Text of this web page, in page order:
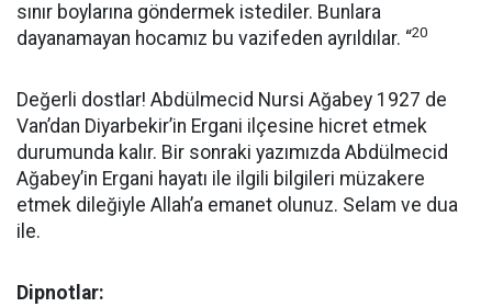
sınır boylarına göndermek istediler. Bunlara
dayanamayan hocamız bu vazifeden ayrıldılar. “20
Değerli dostlar! Abdülmecid Nursi Ağabey 1927 de
Van’dan Diyarbekir’in Ergani ilçesine hicret etmek
durumunda kalır. Bir sonraki yazımızda Abdülmecid
Ağabey’in Ergani hayatı ile ilgili bilgileri müzakere
etmek dileğiyle Allah’a emanet olunuz. Selam ve dua
ile.
Dipnotlar: